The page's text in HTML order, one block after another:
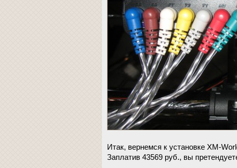
Итак, вернемся к установке XM-
Заплатив 43569 руб., вы